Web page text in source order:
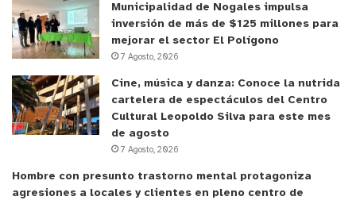
Municipalidad de Nogales impulsa
inversión de más de $125 millones para
mejorar el sector El Polígono
7 Agosto, 2026
Cine, música y danza: Conoce la nutrida
cartelera de espectáculos del Centro
Cultural Leopoldo Silva para este mes
de agosto
7 Agosto, 2026
Hombre con presunto trastorno mental protagoniza
agresiones a locales y clientes en pleno centro de